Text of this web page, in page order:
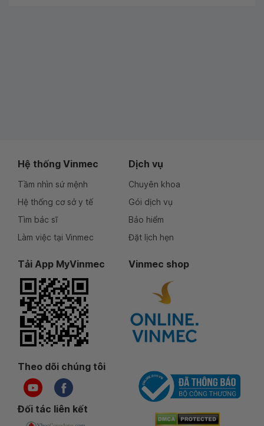
Hệ thống Vinmec
Tầm nhìn sứ mệnh
Hệ thống cơ sở y tế
Tìm bác sĩ
Làm việc tại Vinmec
Dịch vụ
Chuyên khoa
Gói dịch vụ
Bảo hiểm
Đặt lịch hẹn
Tải App MyVinmec Vinmec shop
Theo dõi chúng tôi
Đối tác liên kết